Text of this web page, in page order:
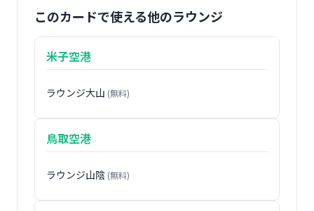
このカードで使える他のラウンジ
米子空港
ラウンジ大山 (無料)
鳥取空港
ラウンジ山陰 (無料)